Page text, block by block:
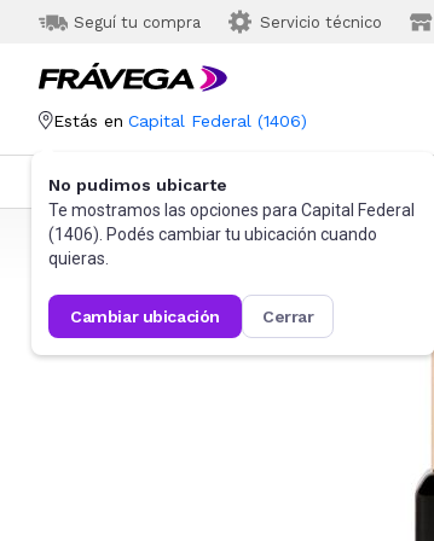
Seguí tu compra Servicio técnico
Estás en Capital Federal (1406)
No pudimos ubicarte
Te mostramos las opciones para Capital Federal
(1406). Podés cambiar tu ubicación cuando
quieras.
cambiar ubicación cerrar
Categorías Más Vendidos
Frávega Belleza y Cuidado Corporal Perfumes